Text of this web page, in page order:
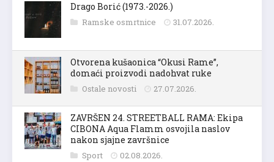
Drago Borić (1973.-2026.)
Ramske osmrtnice 31.07.2026.
Otvorena kušaonica “Okusi Rame”,
domaći proizvodi nadohvat ruke
Ostale novosti 27.07.2026.
ZAVRŠEN 24. STREETBALL RAMA: Ekipa
CIBONA Aqua Flamm osvojila naslov
nakon sjajne završnice
Sport 02.08.2026.